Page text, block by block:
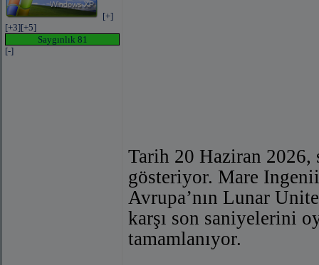
[+]
[+3][+5]
Saygınlık 81
[-]
Tarih 20 Haziran 2026,
gösteriyor. Mare
Avrupa’nın Lunar
karşı son saniyelerini
tamamlanıyor.